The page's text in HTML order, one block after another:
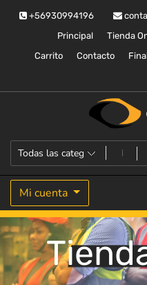
+56930994196
Principal
Tienda
Carrito
Contacto
Orion Safety
Equipos de proteccion personal
Mi cuenta